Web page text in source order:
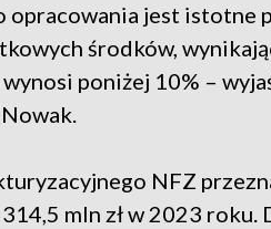
jest istotne
środków,
poniżej 10% –
NFZ
mln zł w 2023 roku.